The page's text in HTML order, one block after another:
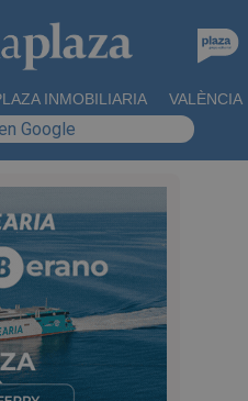
INMOBILIARIA VALÈNCIA
Google